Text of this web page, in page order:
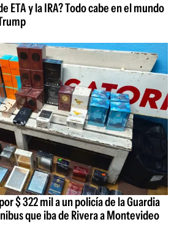
ETA y la IRA? Todo cabe en el mundo
$ 322 mil a un policía de la Guardia
que iba de Rivera a Montevideo